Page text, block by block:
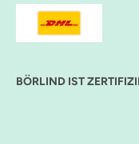
BÖRLIND IST